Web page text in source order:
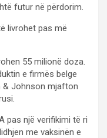
futur në përdorim.
livrohet pas më
55 milionë doza.
e firmës belge
& Johnson mjafton
pas një verifikimi të ri
me vaksinën e